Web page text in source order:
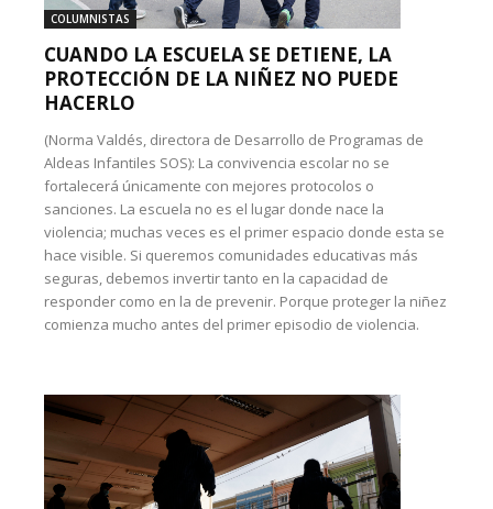
COLUMNISTAS
CUANDO LA ESCUELA SE DETIENE, LA
PROTECCIÓN DE LA NIÑEZ NO PUEDE
HACERLO
(Norma Valdés, directora de Desarrollo de Programas de
Aldeas Infantiles SOS): La convivencia escolar no se
fortalecerá únicamente con mejores protocolos o
sanciones. La escuela no es el lugar donde nace la
violencia; muchas veces es el primer espacio donde esta se
hace visible. Si queremos comunidades educativas más
seguras, debemos invertir tanto en la capacidad de
responder como en la de prevenir. Porque proteger la niñez
comienza mucho antes del primer episodio de violencia.